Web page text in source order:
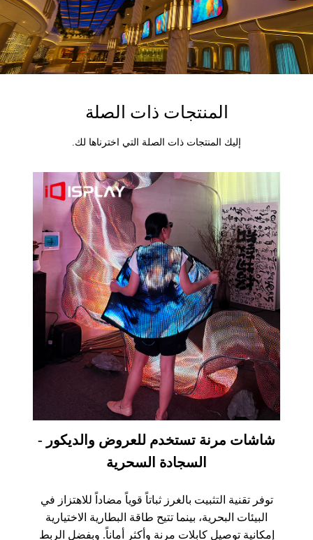
المنتجات ذات الصلة
إليك المنتجات ذات الصلة التي اخترناها لك.
شاشات مرنة تستخدم للعروض والديكور -
السجادة السحرية
توفر تقنية التثبيت بالغرز ثباتاً قوياً مضاداً للاهتزاز في
البيئات البحرية، بينما تتيح طاقة البطارية الاختيارية
إمكانية توصيل كابلات مرنة وأكثر أماناً. وبفضل الربط